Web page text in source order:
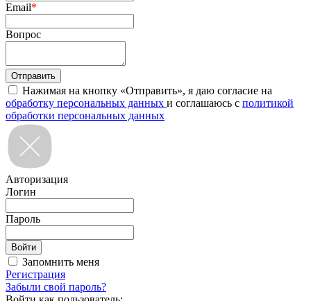
Email*
Вопрос
Нажимая на кнопку «Отправить», я даю согласие на
обработку персональных данных и соглашаюсь с политикой
обработки персональных данных
Авторизация
Логин
Пароль
Запомнить меня
Регистрация
Забыли свой пароль?